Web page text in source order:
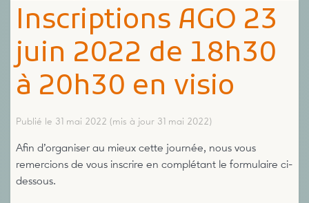
Inscriptions AGO 23
juin 2022 de 18h30
à 20h30 en visio
Publié le 31 mai 2022 (mis à jour 31 mai 2022)
Afin d’organiser au mieux cette journée, nous vous
remercions de vous inscrire en complétant le formulaire ci-
dessous.